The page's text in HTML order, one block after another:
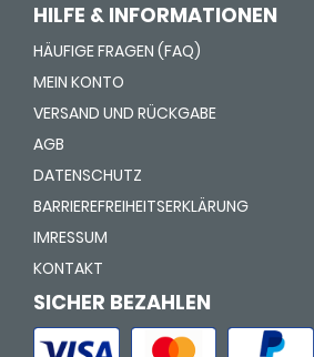
HILFE & INFORMATIONEN
HÄUFIGE FRAGEN (FAQ)
MEIN KONTO
VERSAND UND RÜCKGABE
AGB
DATENSCHUTZ
BARRIEREFREIHEITSERKLÄRUNG
IMRESSUM
KONTAKT
SICHER BEZAHLEN